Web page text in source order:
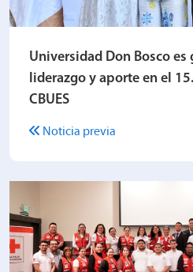
Universidad Don Bosco
liderazgo y aporte en el
CBUES
Noticia previa